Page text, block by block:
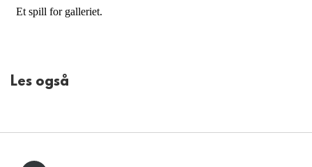
Les også